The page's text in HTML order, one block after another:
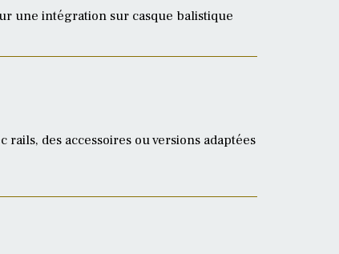
une intégration sur casque balistique
des accessoires ou versions adaptées